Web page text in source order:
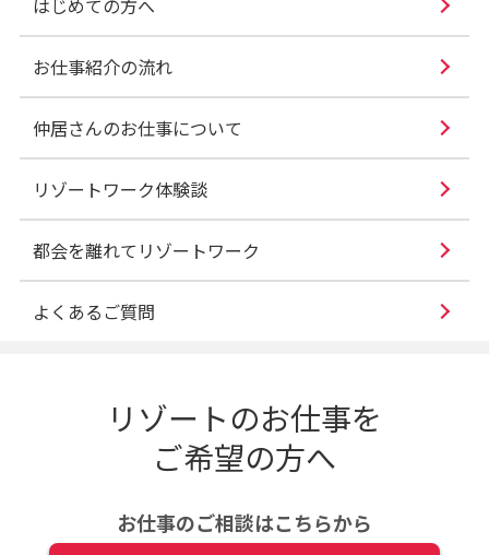
はじめての方へ
お仕事紹介の流れ
仲居さんのお仕事について
リゾートワーク体験談
都会を離れてリゾートワーク
よくあるご質問
リゾートのお仕事を
ご希望の方へ
お仕事のご相談はこちらから